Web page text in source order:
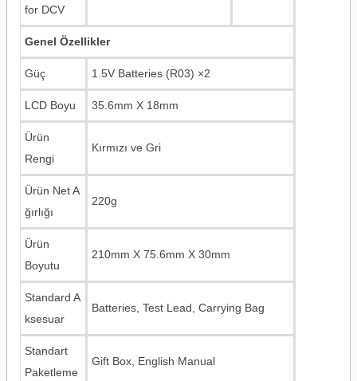
for DCV
Genel Özellikler
Güç 1.5V Batteries (R03) ×2
LCD Boyu 35.6mm X 18mm
Ürün
Rengi
Kırmızı ve Gri
Ürün Net A
ğırlığı
220g
Ürün
Boyutu
210mm X 75.6mm X 30mm
Standard A
ksesuar
Batteries, Test Lead, Carrying Bag
Standart
Paketleme
Gift Box, English Manual